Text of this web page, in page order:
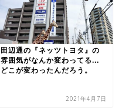
田辺通の『ネッツトヨタ』の
雰囲気がなんか変わってる...
どこが変わったんだろう。
2021年4月7日